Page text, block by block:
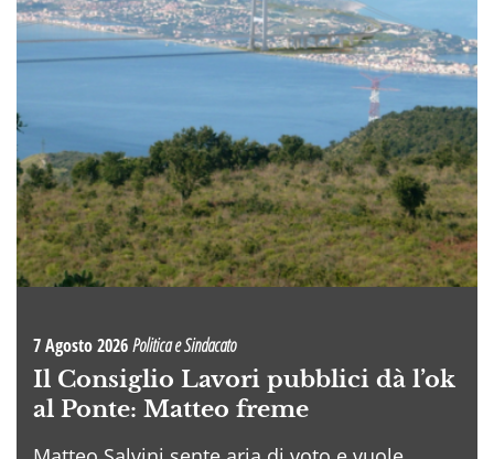
7 Agosto 2026Politica e Sindacato
Il Consiglio Lavori pubblici dà l’ok
al Ponte: Matteo freme